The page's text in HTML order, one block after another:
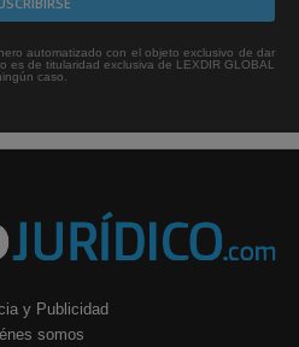
automatizado con el objeto exclusivo de dar
es de titularidad exclusiva de LEXDIR GLOBAL
caso.
y Publicidad
somos